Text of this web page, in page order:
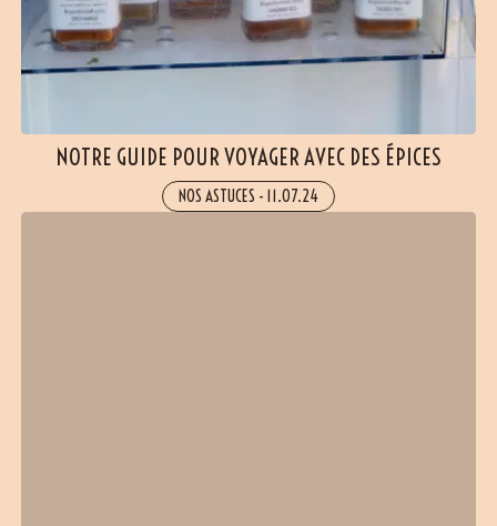
NOTRE GUIDE POUR VOYAGER AVEC DES ÉPICES
NOS ASTUCES - 11.07.24